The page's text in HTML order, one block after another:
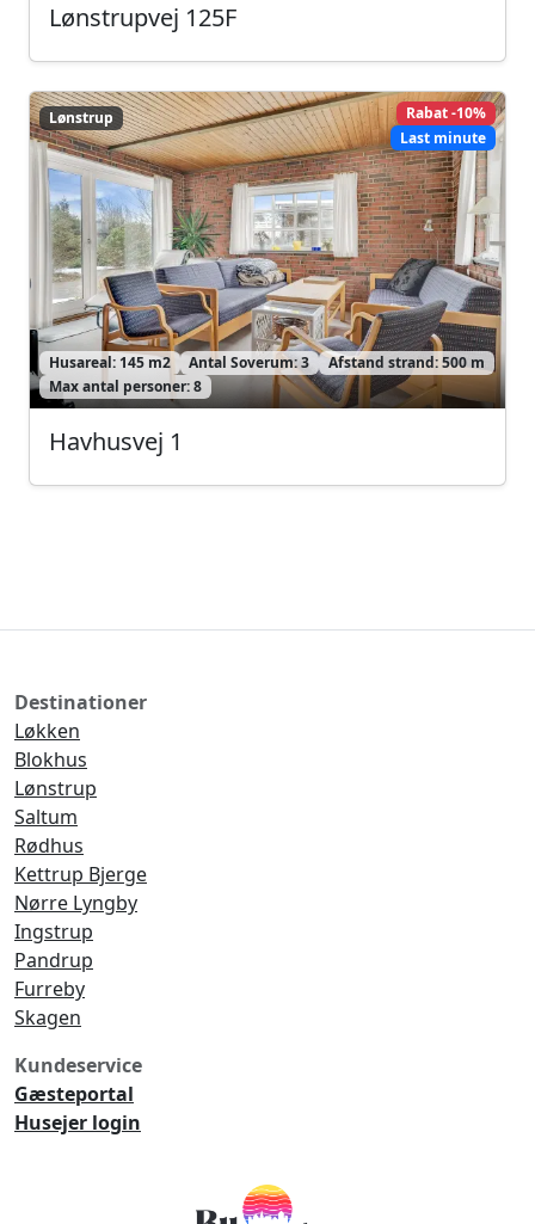
Lønstrupvej 125F
Lønstrup
Lønstrup
Rabat -10%
Last minute
Husareal: 145 m2 Antal Soverum: 3
Afstand strand: 500 m
Max antal personer: 8
Havhusvej 1
Destinationer
Løkken
Blokhus
Lønstrup
Saltum
Rødhus
Kettrup Bjerge
Nørre Lyngby
Ingstrup
Pandrup
Furreby
Skagen
Kundeservice
Gæsteportal
Husejer login